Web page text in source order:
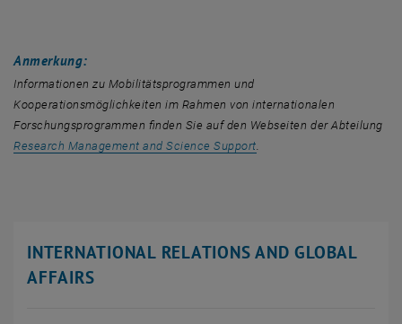
Anmerkung:
Informationen zu Mobilitätsprogrammen und
Kooperationsmöglichkeiten im Rahmen von internationalen
Forschungsprogrammen finden Sie auf den Webseiten der Abteilung
Research Management and Science Support, öffnet in einem neuen
INTERNATIONAL RELATIONS AND GLOBAL
AFFAIRS